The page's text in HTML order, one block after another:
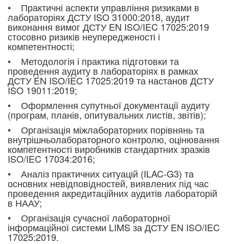
• Практичні аспекти управління ризиками в
лабораторіях ДСТУ ISO 31000:2018, аудит
виконання вимог ДСТУ EN ISO/IEC 17025:2019
стосовно ризиків неупередженості і
компетентності;
• Методологія і практика підготовки та
проведення аудиту в лабораторіях в рамках
ДСТУ EN ISO/IEC 17025:2019 та настанов ДСТУ
ISO 19011:2019;
• Оформлення супутньої документації аудиту
(програм, планів, опитувальних листів, звітів);
• Організація міжлабораторних порівнянь та
внутрішньолабораторного контролю, оцінювання
компетентності виробників стандартних зразків
ISO/IEC 17034:2016;
• Аналіз практичних ситуацій (ILAC-G3) та
основних невідповідностей, виявлених під час
проведення акредитаційних аудитів лабораторій
в НААУ;
• Організація сучасної лабораторної
інформаційної системи LIMS за ДСТУ EN ISO/IEC
17025:2019.